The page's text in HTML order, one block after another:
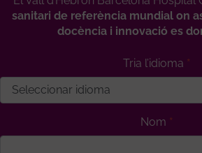
sanitari de referència mundial on
docència i innovació es
Tria l’idioma
Nom